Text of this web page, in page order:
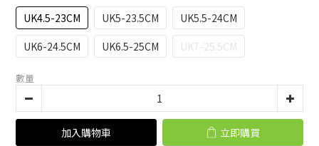
UK4.5-23CM UK5-23.5CM
UK5.5-24CM
UK6-24.5CM
UK6.5-25CM UK7-25.5CM
數量
加入購物車 立即購買